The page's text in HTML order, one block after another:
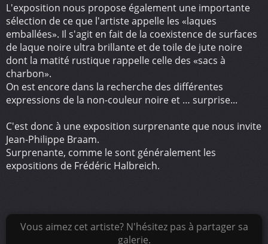
L'exposition nous propose également une importante
sélection de ce que l'artiste appelle les «laques
emballées». Il s'agit en fait de la coexistence de surfaces
de laque noire ultra brillante et de toile de jute noire
dont la matité rustique rappelle celle des «sacs à
charbon».
On est encore dans la recherche des différentes
expressions de la non-couleur noire et … surprise...
C'est donc à une exposition surprenante que nous invite
Jean-Philippe Braam.
Surprenante, comme le sont généralement les
expositions de Frédéric Halbreich.
Vous aimez cet artiste? N'hésitez pas à partager sa
galerie.